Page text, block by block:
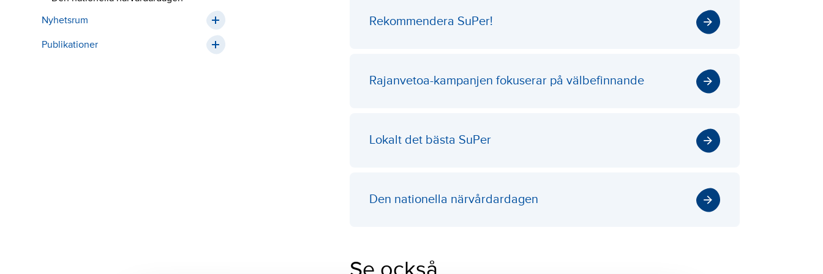
Nyhetsrum
Publikationer
Rekommendera SuPer!
Rajanvetoa-kampanjen fokuserar på välbefinnande
Lokalt det bästa SuPer
Den nationella närvårdardagen